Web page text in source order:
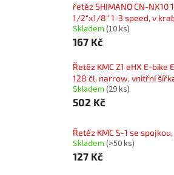
řetěz SHIMANO CN-NX10
1/2"x1/8" 1-3 speed, v
Skladem (10 ks)
167 Kč
Řetěz KMC Z1 eHX E-bike
128 čl. narrow, vnitřní
Skladem (29 ks)
502 Kč
Řetěz KMC S-1 se
Skladem (>50 ks)
127 Kč